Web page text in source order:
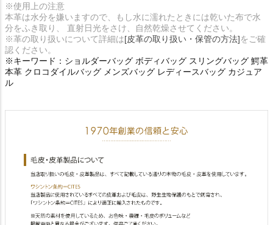
※使用上の注意
本革は水分を嫌いますので、もし水に濡れたときには乾いた布で水
分をふき取り、 直射日光をさけ、自然乾燥させてください。
※革の取り扱いについて詳細は[皮革の取り扱い・保管の方法]をご確
認ください。
※キーワード：ショルダーバッグ ボディバッグ スリングバッグ 鰐革
本革 クロコダイルバッグ メンズバッグ レディースバッグ カジュア
ル